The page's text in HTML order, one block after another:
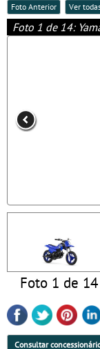
Foto Anterior Ver
Foto 1 de 14:
Foto 1 de 14
Consultar